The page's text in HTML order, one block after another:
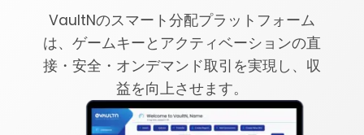
VaultNのスマート分配プラットフォーム
は、ゲームキーとアクティベーションの直
接・安全・オンデマンド取引を実現し、収
益を向上させます。